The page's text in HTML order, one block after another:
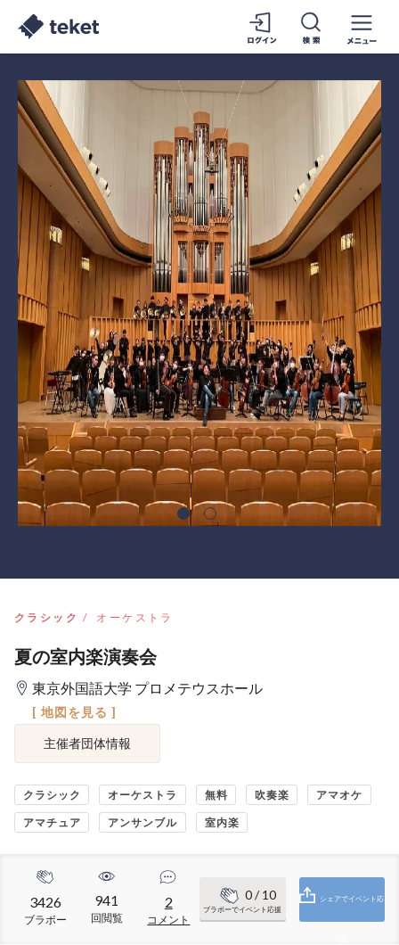
クラシック オーケストラ
夏の室内楽演奏会
東京外国語大学 プロメテウスホール
[ 地図を見る ]
主催者団体情報
クラシック オーケストラ 無料 吹奏楽 アマオケ
アマチュア アンサンブル 室内楽
3426
ブラボー
941
回閲覧
2
コメント
0/ 10
ブラボーでイベント応援
シェアでイベント応